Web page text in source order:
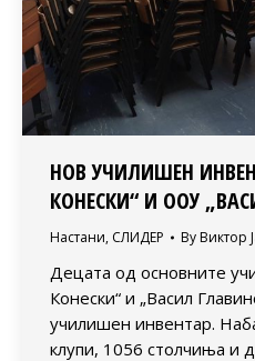
НОВ УЧИЛИШЕН
КОНЕСКИ“ И ООУ
Настани, СЛИДЕР By Виктор
Децата од основните
Конески“ и „Васил
училишен инвентар.
клупи, 1056 столчиња и